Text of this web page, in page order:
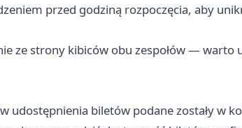
przed godziną rozpoczęcia, aby
ze strony kibiców obu zespołów — warto
udostępnienia biletów podane zostały w